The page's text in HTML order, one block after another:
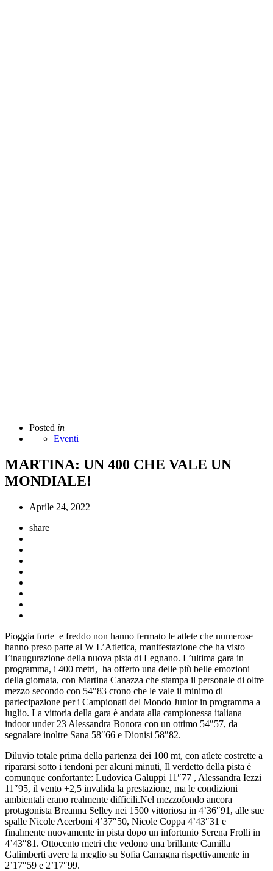
Posted in
Eventi
MARTINA: UN 400 CHE VALE UN
MONDIALE!
Aprile 24, 2022
share
Pioggia forte e freddo non hanno fermato le atlete che numerose
hanno preso parte al W L’Atletica, manifestazione che ha visto
l’inaugurazione della nuova pista di Legnano. L’ultima gara in
programma, i 400 metri, ha offerto una delle più belle emozioni
della giornata, con Martina Canazza che stampa il personale di oltre
mezzo secondo con 54″83 crono che le vale il minimo di
partecipazione per i Campionati del Mondo Junior in programma a
luglio. La vittoria della gara è andata alla campionessa italiana
indoor under 23 Alessandra Bonora con un ottimo 54″57, da
segnalare inoltre Sana 58″66 e Dionisi 58″82.
Diluvio totale prima della partenza dei 100 mt, con atlete costrette a
ripararsi sotto i tendoni per alcuni minuti, Il verdetto della pista è
comunque confortante: Ludovica Galuppi 11″77 , Alessandra Iezzi
11″95, il vento +2,5 invalida la prestazione, ma le condizioni
ambientali erano realmente difficili.Nel mezzofondo ancora
protagonista Breanna Selley nei 1500 vittoriosa in 4’36″91, alle sue
spalle Nicole Acerboni 4’37″50, Nicole Coppa 4’43″31 e
finalmente nuovamente in pista dopo un infortunio Serena Frolli in
4’43″81. Ottocento metri che vedono una brillante Camilla
Galimberti avere la meglio su Sofia Camagna rispettivamente in
2’17″59 e 2’17″99.